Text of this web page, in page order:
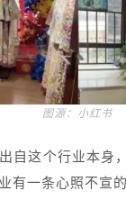
图源：小红书
自这个行业本身
有一条心照不宣